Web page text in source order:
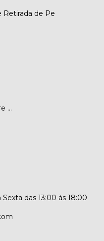
Retirada de Pe
...
das 13:00 às 18:00